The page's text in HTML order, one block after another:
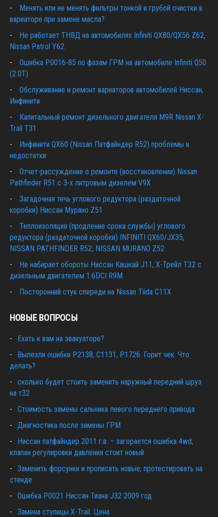
Менять или не менять фильтры тонкой и грубой очистки в
вариаторе при замене масла?
Не работает ТНВД на автомобилях Infiniti QX80/QX56 Z62,
Nissan Patrol Y62.
Ошибка P0016-85 по фазам ГРМ на автомобиле Infiniti Q50
(2.0T)
Обслуживание и ремонт вариаторов автомобилей Ниссан,
Инфинити
Капитальный ремонт дизельного двигателя M9R Nissan X-
Trail T31
Инфинити QX60 (Nissan Патфайндер R52) проблемы и
недостатки
Отчет-рассуждение о ремонте (восстановлении) Nissan
Pathfinder R51 c 3-х литровым дизелем V9X
Загадочная течь углового редуктора (раздаточной
коробки) Ниссан Мурано Z51
Теплоизоляция (продление срока службы) углового
редуктора (раздаточной коробки) INFINITI QX60/JX35,
NISSAN PATHFINDER R52, NISSAN MURANO Z52
Не набирает обороты Ниссан Кашкай J11, Х-Трейл T32 с
дизельным двигателем 1.6DCI R9M
Посторонний стук спереди на Nissan Tiida C11X
НОВЫЕ ВОПРОСЫ
Ехать к вам на эвакуаторе?
Вылезли ошибки Р2138, С1131, Р1726. Горит чек. Что
делать?
сколько будет стоить заменить наружный передний шруз
на т32
Cтоимость замены сальника левого переднего привода
Диагностика после замены ГРМ
Ниссан патфайндер 2011 г.в. – загорается ошибка 4wd,
клапан регулировки давления стоит новый
Заменить форсунки и прописать новые, протестировать на
стенде
Ошибка Р0021 Ниссан Тиана J32 2009 год
Замена ступицы X-Trail. Цена